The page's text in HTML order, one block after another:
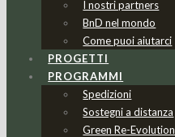
I nostri partners
BnD nel mondo
Come puoi aiutarci
PROGETTI
PROGRAMMI
Spedizioni
Sostegni a distanza
Green Re-Evolution